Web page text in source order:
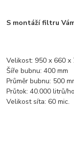
S montáží filtru
Velikost: 950 x 660 x
Šíře bubnu: 400 mm
Průměr bubnu: 500
Průtok: 40.000 litrů/
Velikost síta: 60 mic.